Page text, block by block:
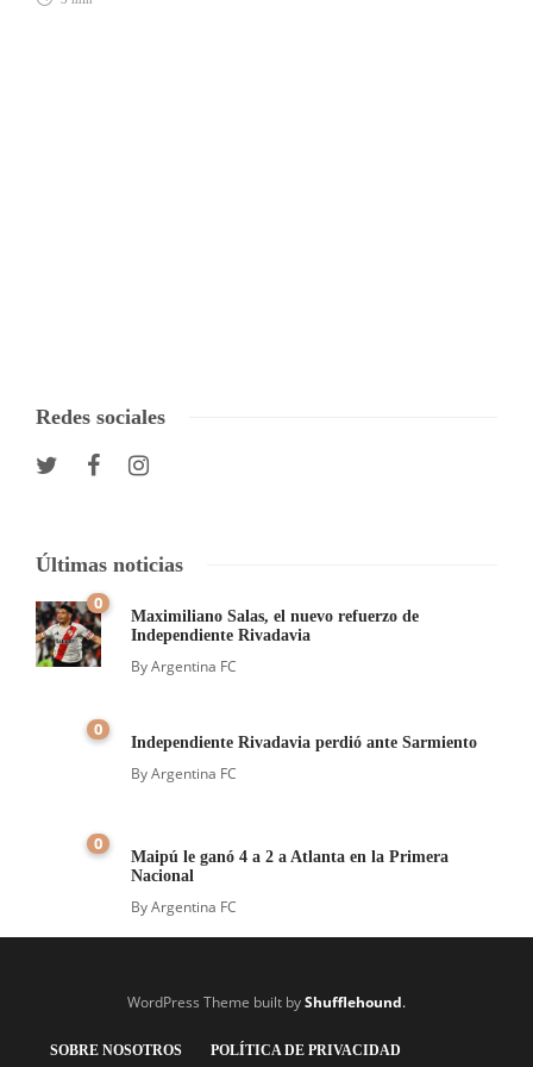
Redes sociales
Últimas noticias
0
Maximiliano Salas, el nuevo refuerzo de
Independiente Rivadavia
ByArgentina FC
0
Independiente Rivadavia perdió ante Sarmiento
ByArgentina FC
0
Maipú le ganó 4 a 2 a Atlanta en la Primera
Nacional
ByArgentina FC
WordPress Theme built byShufflehound.
SOBRE NOSOTROS POLÍTICA DE PRIVACIDAD